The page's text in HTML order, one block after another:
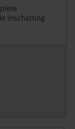
inschatting